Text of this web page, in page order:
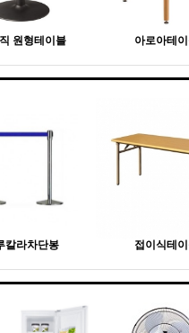
원형테이블 아로아테
칼라차단봉 접이식테